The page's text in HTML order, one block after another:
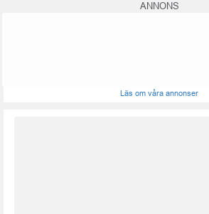
ANNONS
Läs om våra annonser